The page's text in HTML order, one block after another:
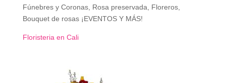
Fúnebres y Coronas, Rosa preservada, Floreros,
Bouquet de rosas ¡EVENTOS Y MÁS!
Floristeria en Cali